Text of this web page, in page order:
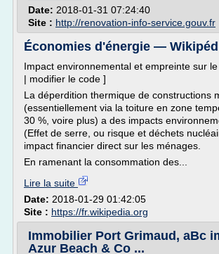
Date: 2018-01-31 07:24:40
Site : http://renovation-info-service.gouv.fr
Économies d'énergie —
Impact environnemental et empreinte sur
| modifier le code ]
La déperdition thermique de constructions
(essentiellement via la toiture en zone
30 %, voire plus) a des impacts
(Effet de serre, ou risque et déchets
impact financier direct sur les ménages.
En ramenant la consommation des...
Lire la suite
Date: 2018-01-29 01:42:05
Site : https://fr.wikipedia.org
Immobilier Port Grimaud, aBc
Azur Beach & Co ...